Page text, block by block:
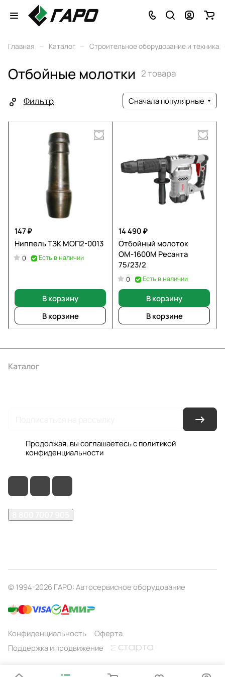
Главная – Каталог – Строительное оборудование и техника
Отбойные молотки 2 товара
Фильтр Сначала популярные
147 ₽
Ниппель ТЗК МОП2-0013
0 Есть в наличии
В корзину
В корзине
14 490 ₽
Отбойный молоток
ОМ-1600М Ресанта
75/23/2
0 Есть в наличии
В корзину
В корзине
Каталог
Продолжая, вы соглашаетесь с политикой
конфиденциальности
© 1994-2026 ГАРО: Автосервисное оборудование
Конфиденциальность
Оферта
Поддержка и продвижение